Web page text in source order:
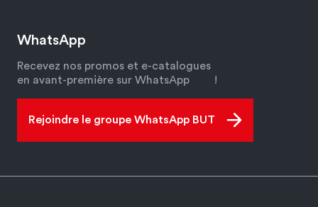
WhatsApp
Recevez nos promos et e-catalogues
en avant-première sur WhatsApp
!
Rejoindre le groupe WhatsApp BUT